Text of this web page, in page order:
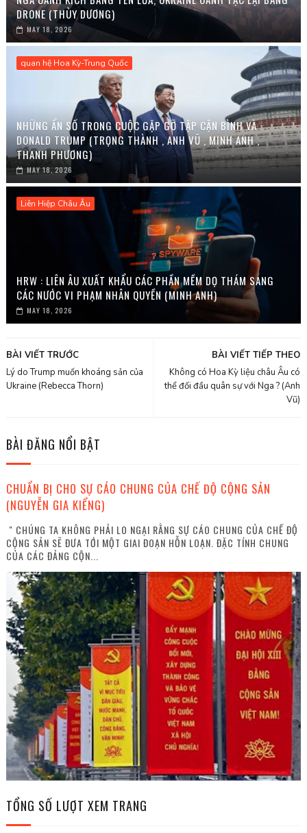
DRONE (THÙY DƯƠNG)
MAY 18, 2026
quan hệ Hoa Kỳ-Trung Quốc
NHỮNG ẨN SỐ TRONG CUỘC GẶP GỠ TẬP CẬN BÌNH VÀ
DONALD TRUMP (TRỌNG THÀNH , ANH VŨ , MINH ANH ,
THANH PHƯƠNG)
MAY 18, 2026
Liên Hiệp Châu Âu
HRW : LIÊN ÂU XUẤT KHẨU CÁC PHẦN MỀM DỌ THÁM SANG
CÁC NƯỚC VI PHẠM NHÂN QUYỀN (MINH ANH)
MAY 18, 2026
BÀI VIẾT TIẾP THEO
Không có Hoa Kỳ liệu châu Âu có
thể đối đầu quân sự với Nga ? (Anh
Vũ)
BÀI VIẾT TRƯỚC
Lý do Trump muốn khoáng sản của
Ukraine (Rebecca Thorn)
BÀI ĐĂNG NỔI BẬT
CHUẨN BỊ CHO SỰ CÁO CHUNG CỦA CHẾ ĐỘ CỘNG SẢN
(NGUYỄN GIA KIỂNG)
" CHÚNG TA KHÔNG PHẢI LO NGẠI RẰNG SỰ CÁO CHUNG CỦA CHẾ ĐỘ
CỘNG SẢN SẼ ĐƯA TỚI MỘT GIAI ĐOẠN HỖN LOẠN. ĐẶC TÍNH CHUNG
CỦA CÁC ĐẢNG CỘN...
TỔNG SỐ LƯỢT XEM TRANG